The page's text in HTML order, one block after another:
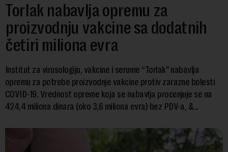
Torlak nabavlja opremu za
proizvodnju vakcine sa dodatnih
četiri miliona evra
Institut za virusologiju, vakcine i serume “Torlak” nabavlja
opremu za potrebe proizvodnje vakcine protiv zarazne bolesti
COVID-19. Vrednost opreme koja se nabavlja procenjuje se na
424,4 miliona dinara (oko 3,6 miliona evra) bez PDV-a, &...